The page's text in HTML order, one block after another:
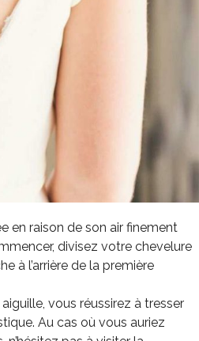
en raison de son air finement
divisez votre chevelure
à l’arrière de la première
vous réussirez à tresser
Au cas où vous auriez